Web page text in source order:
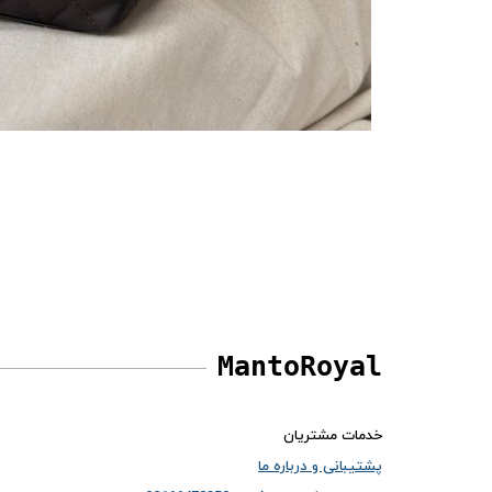
MantoRoyal
خدمات مشتریان
پشتیبانی و درباره ما